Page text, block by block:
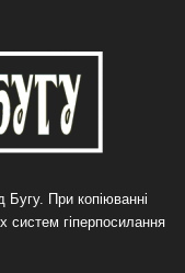
Бугу. При копіюванні
систем гіперпосилання